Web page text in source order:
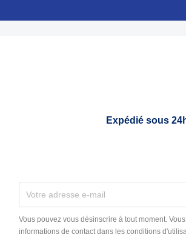
Expédié sous
Vous pouvez vous désinscrire à tout moment.
informations de contact dans les conditions